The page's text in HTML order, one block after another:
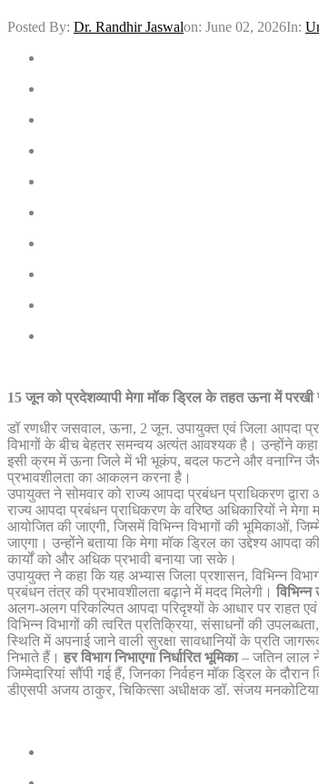
Posted By: Dr. Randhir Jaswalon: June 02, 2026In:
15 जून को प्रदेशव्यापी मेगा मॉक ड्रिल के तहत ऊना में परखी
डॉ रणधीर जसवाल, ऊना, 2 जून. उपायुक्त एवं जिला आपदा
विभागों के बीच बेहतर समन्वय अत्यंत आवश्यक है। उन्होंने कहा
इसी क्रम में ऊना जिले में भी भूकंप, बदल फटने और वनाग्नि जैसे
प्रभावशीलता का आकलन करना है।
उपायुक्त ने सोमवार को राज्य आपदा प्रबंधन प्राधिकरण
राज्य आपदा प्रबंधन प्राधिकरण के वरिष्ठ अधिकारियों ने
आयोजित की जाएगी, जिसमें विभिन्न विभागों की भूमिकाओं,
जाएगा। उन्होंने बताया कि मेगा मॉक ड्रिल का उद्देश्य आपदा
कार्यों को और अधिक प्रभावी बनाया जा सके।
उपायुक्त ने कहा कि यह अभ्यास जिला प्रशासन, विभिन्न
प्रबंधन तंत्र की प्रभावशीलता बढ़ाने में मदद मिलेगी।
अलग-अलग परिकल्पित आपदा परिदृश्यों के आधार पर राहत
विभिन्न विभागों की त्वरित प्रतिक्रिया, संसाधनों की
स्थिति में अपनाई जाने वाली सुरक्षा सावधानियों के प्रति
निभाते हैं। हर विभाग निभाएगा निर्धारित भूमिका– जतिन लाल ने
जिम्मेदारियां सौंपी गई हैं, जिनका निर्वहन मॉक ड्रिल के
डीएसपी अजय ठाकुर, चिकित्सा अधीक्षक डॉ. संजय मनकोटिया,